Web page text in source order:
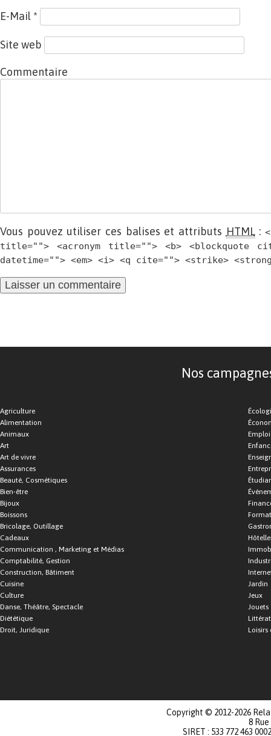
E-Mail *
Site web
Commentaire
Vous pouvez utiliser ces balises et attributs HTML:
title=""> <acronym title=""> <b> <blockquote
datetime=""> <em> <i> <q cite=""> <strike>
Nos
Agriculture
Alimentation
Animaux
Art
Art de vivre
Assurances
Beauté, Cosmétiques
Bien-être
Bijoux
Boissons
Bricolage, Outillage
Cadeaux
Communication , Marketing et Médias
Comptabilité, Gestion
Construction, Bâtiment
Cuisine
Culture
Danse, Théâtre, Spectacle
Diététique
Droit, Juridique
Emploi
Jardin
Jeux
Jouets
Loisirs
Copyright © 2012-2026
8
SIRET : 533 772 463